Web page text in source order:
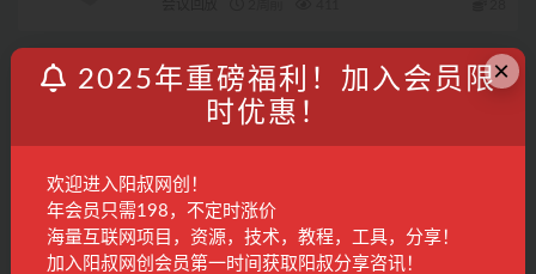
联系客服 ×
2025年重磅福利！加入会员限
时优惠！
欢迎进入阳叔网创！
年会员只需198，不定时涨价
海量互联网项目，资源，技术，教程，工具，分享！
加入阳叔网创会员第一时间获取阳叔分享咨讯！